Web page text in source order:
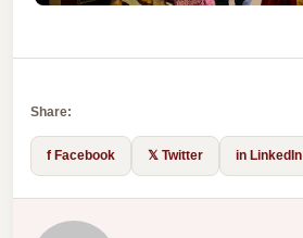
Share:
f Facebook 𝕏 Twitter in LinkedIn